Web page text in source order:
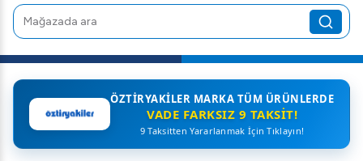
ÖZTIRYAKILER MARKA TÜM ÜRÜNLERDE
VADE FARKSIZ 9 TAKSIT!
9 Taksitten Yararlanmak İçin Tıklayın!